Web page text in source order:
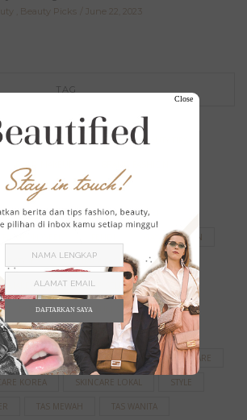
Beauty Picks June 22, 2023
TAG
BEAUTY PRODUCT BEAUTY TIPS
CHANEL CHANEL BEAUTY
FASHION FASHION DESIGNER
GAYA FASHION
HAIRSTYLE INSPIRASI FASHION
MAKEUP MAKEUP SELEBRITI
PARFUM PARFUM CHANEL
PERAWATAN KECANTIKAN
RED CARPET LOOK RUTINITAS SKINCARE
KOREA SKINCARE LOKAL STYLE
TAS MEWAH TAS WANITA
Close
DAFTARKAN SAYA